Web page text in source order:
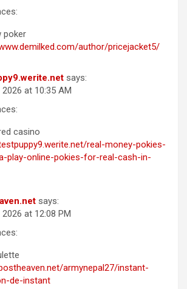
poker
author/pricejacket5/
says:
2026 at 10:35 AM
casino
real-money-pokies-
play-online-pokies-for-real-cash-in-
says:
2026 at 12:08 PM
armynepal27/instant-
de-instant